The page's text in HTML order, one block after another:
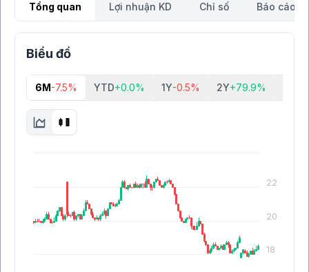
Tổng quan Lợi nhuận KD Chỉ số Báo cáo
Biểu đồ
6M-7.5% YTD+0.0% 1Y-0.5% 2Y+79.9%
18
20
22